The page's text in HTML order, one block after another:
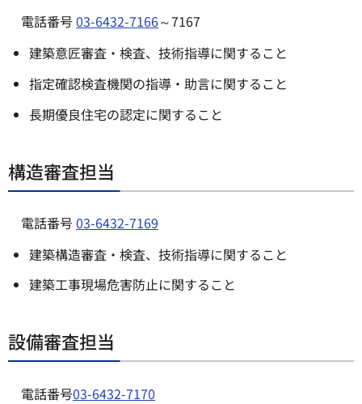
電話番号03-6432-7166～7167
建築意匠審査・検査、技術指導に関すること
指定確認検査機関の指導・助言に関すること
長期優良住宅の認定に関すること
構造審査担当
電話番号03-6432-7169
建築構造審査・検査、技術指導に関すること
建築工事現場危害防止に関すること
設備審査担当
電話番号03-6432-7170